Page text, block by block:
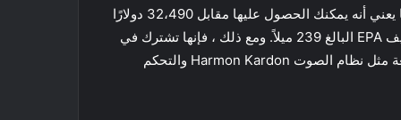
كيا نيرو تعد من أرخص سيارات الدفع الرباعي الكهربائية و الأقل تكلفة هو كيا نيرو EV 2022. يبدأ من 39،990 دولارًا أمريكيًا ، مما يعني أنه يمكنك الحصول عليها مقابل 32،490 دولارًا
فقط مع الائتمان الضريبي الفيدرالي. تشترك Niro EV في منصتها مع Kona EV ، وبما أنها أكبر قليلاً ، فإن مداها أقل قليلاً مع تصنيف EPA البالغ 239 ميلاً. ومع ذلك ، فإنها تشترك في
نظامها الأساسي مع سيارة نيرو الهجينة ، لذا فهي ليست مبنية تمامًا من الألف إلى الياء. ومع ذلك ، نفذت كيا بعض الميزات الرائعة مثل نظام الصوت Harmon Kardon والتحكم